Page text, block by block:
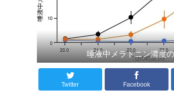
唾液中メラトニン濃度
Twitter Facebook